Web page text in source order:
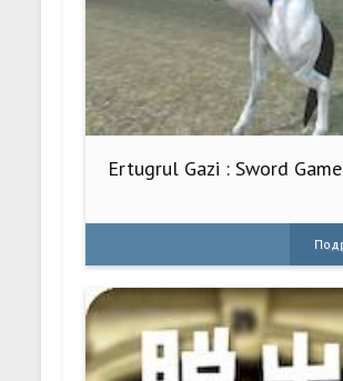
Ertugrul Gazi : Sword